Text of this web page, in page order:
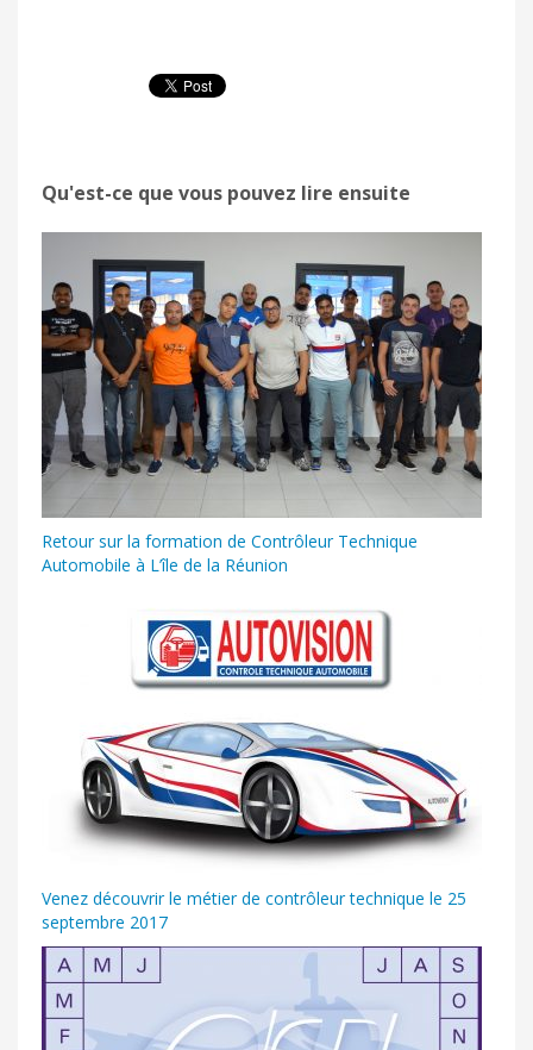
Qu'est-ce que vous pouvez lire ensuite
Retour sur la formation de Contrôleur Technique
Automobile à L’île de la Réunion
Venez découvrir le métier de contrôleur technique le 25
septembre 2017